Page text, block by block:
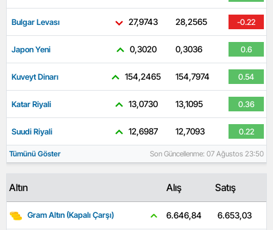
Bulgar Levası 27,9743 28,2565 -0.22
Japon Yeni 0,3020 0,3036 0.6
Kuveyt Dinarı 154,2465 154,7974 0.54
Katar Riyali 13,0730 13,1095 0.36
Suudi Riyali 12,6987 12,7093 0.22
Tümünü Göster Son Güncellenme: 07 Ağustos 23:50
Altın Alış Satış
Gram Altın (Kapalı Çarşı) 6.646,84 6.653,03